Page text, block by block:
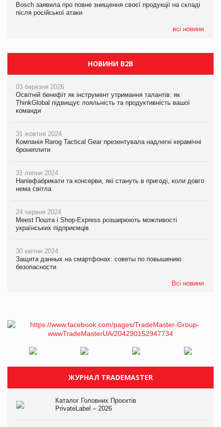
Bosch заявила про повне знищення своєї продукції на складі
після російської атаки
всі новини
Bosch заявила про повне знищення своєї продукції на складі
після російської атаки
Bosch заявила про повне знищення своєї продукції на складі
після російської атаки
НОВИНИ B2B
03 березня 2026
Освітній бенефіт як інструмент утримання талантів: як
ThinkGlobal підвищує лояльність та продуктивність вашої
команди
31 жовтня 2024
Компанія Rarog Tactical Gear презентувала надлегкі керамічні
бронеплити
31 липня 2024
Напівфабрикати та консерви, які стануть в пригоді, коли довго
нема світла
24 червня 2024
Meest Пошта і Shop-Express розширюють можливості
українських підприємців
30 квітня 2024
Защита данных на смартфонах: советы по повышению
безопасности
Всі новини
ЖУРНАЛ TRADEMASTER
Каталог Головних Проєктів
PrivateLabel – 2026